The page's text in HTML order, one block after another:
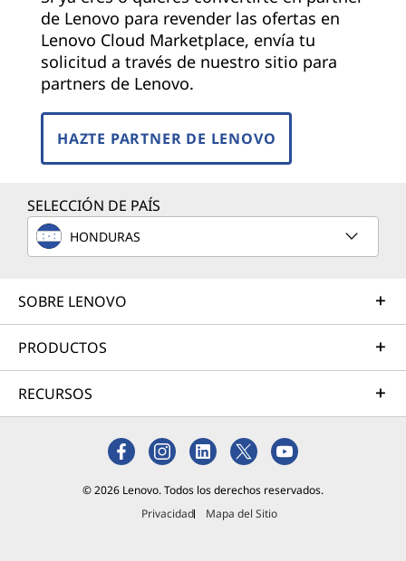
de Lenovo para revender las ofertas en
Lenovo Cloud Marketplace, envía tu
solicitud a través de nuestro sitio para
partners de Lenovo.
HAZTE PARTNER DE LENOVO
SELECCIÓN DE PAÍS
HONDURAS
SOBRE LENOVO
PRODUCTOS
RECURSOS
© 2026 Lenovo. Todos los derechos reservados.
Privacidad
Mapa del Sitio